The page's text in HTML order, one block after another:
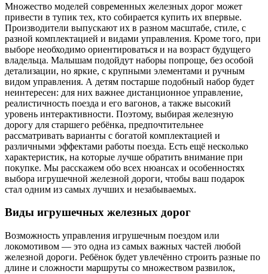
Множество моделей современных железных дорог может
привести в тупик тех, кто собирается купить их впервые.
Производители выпускают их в разном масштабе, стиле, с
разной комплектацией и видами управления. Кроме того, при
выборе необходимо ориентироваться и на возраст будущего
владельца. Малышам подойдут наборы попроще, без особой
детализации, но яркие, с крупными элементами и ручным
видом управления. А детям постарше подобный набор будет
неинтересен: для них важнее дистанционное управление,
реалистичность поезда и его вагонов, а также высокий
уровень интерактивности. Поэтому, выбирая железную
дорогу для старшего ребёнка, предпочтительнее
рассматривать варианты с богатой комплектацией и
различными эффектами работы поезда. Есть ещё несколько
характеристик, на которые лучше обратить внимание при
покупке. Мы расскажем обо всех нюансах и особенностях
выбора игрушечной железной дороги, чтобы ваш подарок
стал одним из самых лучших и незабываемых.
Виды игрушечных железных дорог
Возможность управления игрушечным поездом или
локомотивом — это одна из самых важных частей любой
железной дороги. Ребёнок будет увлечённо строить разные по
длине и сложности маршруты со множеством развилок,